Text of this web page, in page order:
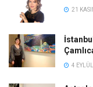
21
4